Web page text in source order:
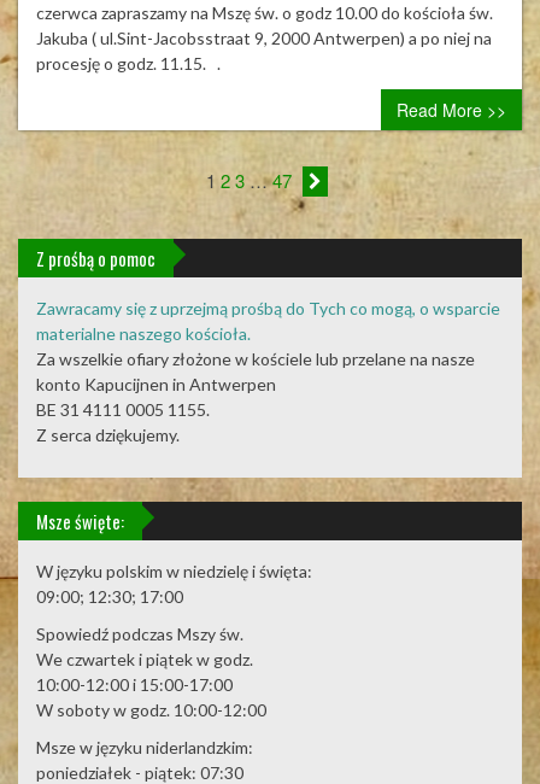
czerwca zapraszamy na Mszę św. o godz 10.00 do kościoła św.
Jakuba ( ul.Sint-Jacobsstraat 9, 2000 Antwerpen) a po niej na
procesję o godz. 11.15. .
Read More >>
1 23 …47
Z prośbą o pomoc
Zawracamy się z uprzejmą prośbą do Tych co mogą, o wsparcie
materialne naszego kościoła.
Za wszelkie ofiary złożone w kościele lub przelane na nasze
konto Kapucijnen in Antwerpen
BE 31 4111 0005 1155.
Z serca dziękujemy.
Msze święte:
W języku polskim w niedzielę i święta:
09:00; 12:30; 17:00
Spowiedź podczas Mszy św.
We czwartek i piątek w godz.
10:00-12:00 i 15:00-17:00
W soboty w godz. 10:00-12:00
Msze w języku niderlandzkim:
poniedziałek - piątek: 07:30